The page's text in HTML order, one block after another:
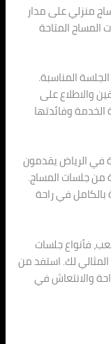
منزلي على مدار
المساج المتاحة
المناسبة.
والاطلاع على
وفائدتها
منزلي على مدار ٢٤ ساعة في الرياض يقدمون
من جلسات المساج.
بالكامل في راحة
فأنواع جلسات
لك. استفد من
والانتعاش في